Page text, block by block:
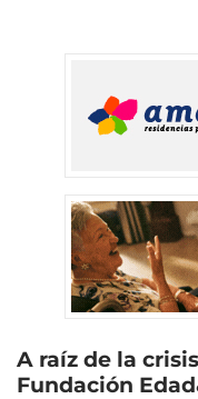
A raíz de la
Fundación